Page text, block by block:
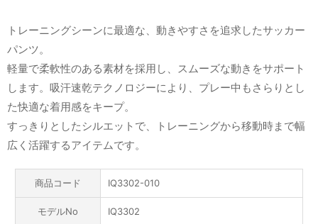
トレーニングシーンに最適な、動きやすさを追求したサッカー
パンツ。
軽量で柔軟性のある素材を採用し、スムーズな動きをサポート
します。吸汗速乾テクノロジーにより、プレー中もさらりとし
た快適な着用感をキープ。
すっきりとしたシルエットで、トレーニングから移動時まで幅
広く活躍するアイテムです。
商品コード IQ3302-010
モデルNo IQ3302